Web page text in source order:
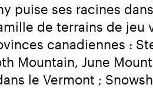
puise ses racines
de terrains de jeu
canadiennes :
Mountain, June
le Vermont ;